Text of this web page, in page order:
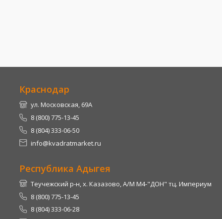
Краснодар
ул. Московская, 69А
8 (800) 775-13-45
8 (804) 333-06-50
info@kvadratmarket.ru
Республика Адыгея
Теучежский р-н, х. Казазово, А/М М4-"ДОН" тц. Империум
8 (800) 775-13-45
8 (804) 333-06-28